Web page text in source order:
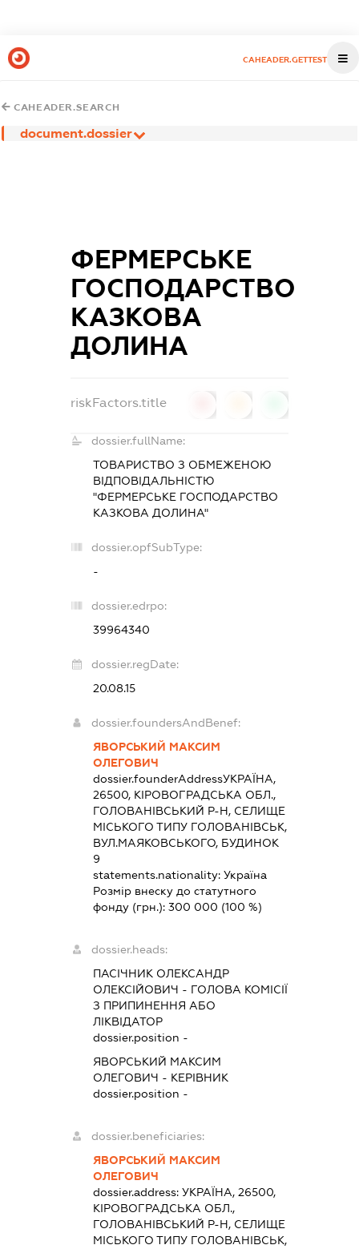
CAHEADER.GETTEST
CAHEADER.SEARCH
document.dossier
ФЕРМЕРСЬКЕ
ГОСПОДАРСТВО
КАЗКОВА
ДОЛИНА
riskFactors.title
dossier.fullName:
ТОВАРИСТВО З ОБМЕЖЕНОЮ
ВІДПОВІДАЛЬНІСТЮ
"ФЕРМЕРСЬКЕ ГОСПОДАРСТВО
КАЗКОВА ДОЛИНА"
dossier.opfSubType:
-
dossier.edrpo:
39964340
dossier.regDate:
20.08.15
dossier.foundersAndBenef:
ЯВОРСЬКИЙ МАКСИМ
ОЛЕГОВИЧ
dossier.founderAddressУКРАЇНА,
26500, КІРОВОГРАДСЬКА ОБЛ.,
ГОЛОВАНІВСЬКИЙ Р-Н, СЕЛИЩЕ
МІСЬКОГО ТИПУ ГОЛОВАНІВСЬК,
ВУЛ.МАЯКОВСЬКОГО, БУДИНОК
9
statements.nationality:Україна
Розмір внеску до статутного
фонду (грн.):300 000 (100 %)
dossier.heads:
ПАСІЧНИК ОЛЕКСАНДР
ОЛЕКСІЙОВИЧ - ГОЛОВА КОМІСІЇ
З ПРИПИНЕННЯ АБО
ЛІКВІДАТОР
dossier.position -
ЯВОРСЬКИЙ МАКСИМ
ОЛЕГОВИЧ - КЕРІВНИК
dossier.position -
dossier.beneficiaries:
ЯВОРСЬКИЙ МАКСИМ
ОЛЕГОВИЧ
dossier.address:УКРАЇНА, 26500,
КІРОВОГРАДСЬКА ОБЛ.,
ГОЛОВАНІВСЬКИЙ Р-Н, СЕЛИЩЕ
МІСЬКОГО ТИПУ ГОЛОВАНІВСЬК,